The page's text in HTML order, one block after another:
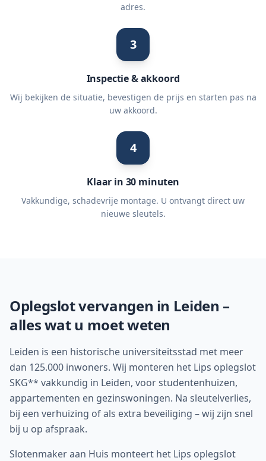
adres.
3
Inspectie & akkoord
Wij bekijken de situatie, bevestigen de prijs en starten pas na
uw akkoord.
4
Klaar in 30 minuten
Vakkundige, schadevrije montage. U ontvangt direct uw
nieuwe sleutels.
Oplegslot vervangen in Leiden –
alles wat u moet weten
Leiden is een historische universiteitsstad met meer
dan 125.000 inwoners. Wij monteren het Lips oplegslot
SKG** vakkundig in Leiden, voor studentenhuizen,
appartementen en gezinswoningen. Na sleutelverlies,
bij een verhuizing of als extra beveiliging – wij zijn snel
bij u op afspraak.
Slotenmaker aan Huis monteert het Lips oplegslot